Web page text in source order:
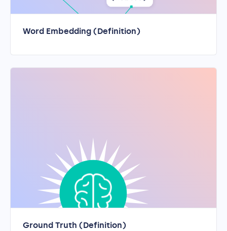
Word Embedding (Definition)
Ground Truth (Definition)